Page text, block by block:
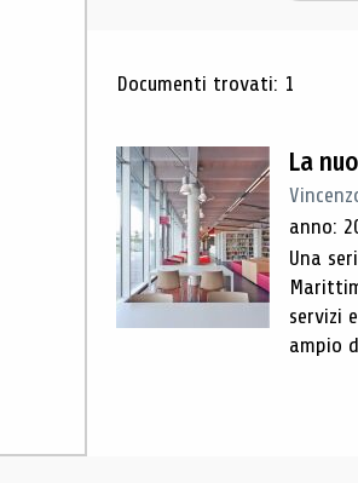
Risultati di
Documenti trovati: 1
La
anno:
Una
servizi
ampio